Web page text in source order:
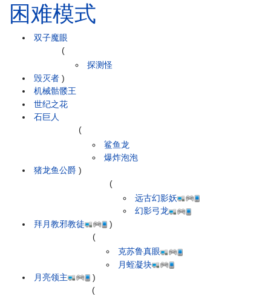
困难模式
双子魔眼
毁灭者
(
探测怪
)
机械骷髅王
世纪之花
石巨人
猪龙鱼公爵
(
鲨鱼龙
爆炸泡泡
)
拜月教邪教徒
(
远古幻影妖
幻影弓龙
)
月亮领主
(
克苏鲁真眼
月蛭凝块
)
(